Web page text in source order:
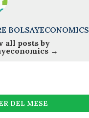
BOLSAYECONOMICS
all posts by
→
DEL MESE